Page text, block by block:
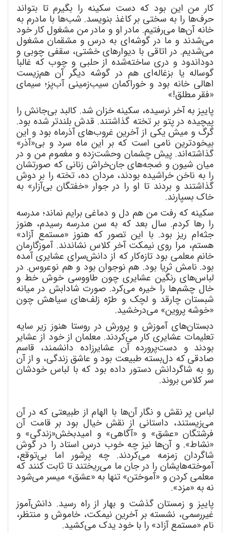
کار من این بود که دست سکینه را بگیرم تا بتواند
حرفها را به سختی بر کاغذ بنویسد. شبها با مادرم به
خانه آنها میرفتیم. مادر او و مادر من مشغول کار خود
میشدند و ما در گوشهای به درس و مشقمان مشغول
میشدیم. در اتاقی با دیوارهای خشتی، سقفی چوبی و
دوداندود و دری ساختهشده از حلبی و چوب که غالباً
گوساله یا بزغالهای هم در گوشه دیگر آن همزیست
اهالی خانه بود و خوراکمان سیبزمینی آبپز؛ سیمای
«فقر مطلق!»
پاییز به آخر نرسیده، سکینه خزان شد. کالبد بیجانش را
پیچیده در پتو بر تخته گذاشتند. قدش بلندتر شده بود.
گرگ و میش یکی از آخرین غروبهای آذرماه بود و این
بیخودترین نامی است که بر این ماه سرد و بی«آذر»
گذاشتهاند. پیش چشمان وحشتزده و مغموم من و در
میان شیون و ضجههای جانخراش زنانی که صورتشان
را به ناخن خراشیده بودند، مردان ده، تخته را بر دوش
گذاشتند و بردند تا او را در جوار «خفتگان بیآزار» به
خاک بسپارند.
سکینه که رفت من هم دل و دماغی برایم نماند؛ مدرسه
را رها کردم. سال بعد که به سن مدرسه رسیدم، هنوز
جثهام ریز بود. با این تصور که هنوز «مستمع آزاد»
هستم، مرا روی نیمکت آخر کلاس نشاندند. آموزگارمان
خانم معلمی بود تازهکار که از دانشسرای عشایری آمده
بود. نامش ثریا بود. هم نوجوان بود و هم نوعروس. در
لباسهای رنگین عشایری چون طاووسی خوش خط و
خال چشمها را خیره میکرد. صورت شادابش در میانه
شبستان چارقد و لچک و طرّه زلفهای سیاهش چون
«خوشه پروین» میدرخشید.
دبستانهای آموزش و پرورش در روستا هنوز زیر سایه
تعلیمات عشایری کار میکردند. معلمان از خود از عشایر
بودند و دستپرورده آن عشایرزاده دانشمند، قاسم
صادقی که دلبسته طبیعت بود و عاشق زندگی، و از آن
رو به شاگردانش دستور داده بود که با لباس خودشان
سر کلاس بروند.
لباس پر نقش و نگار آنها با الهام از طبیعتی که در آن
میزیستند، داستانی از نقش خیال بود بر قامت آن
فرشتگان «عشق» و «آگاهی» و امیدبخش«زندگی» و
«نشاط». و آنها نیز چه خوب درس استاد را در گوش
شاگردان زمزمه میکردند. چه پرشور اما بیتوقع،
آموختههایشان را در جان ما میریختند تا ثابت کنند که
معلمی کردن و «آموختن» تنها به «عشق» میسر میشود
نه به «مزد».
پاییز و زمستان گذشت و بهار از راه رسید. دانشآموز
غیررسمی، نشسته بر آخرین نیمکت، خاموش و منتظر،
نام «مستمع آزاد» را با خود یدک میکشید.